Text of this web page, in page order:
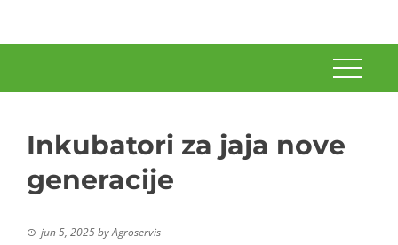
Inkubatori za jaja nove
generacije
jun 5, 2025byAgroservis